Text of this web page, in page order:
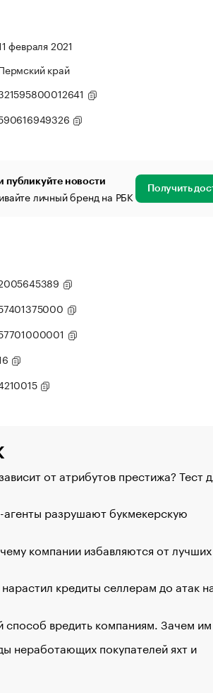
февраля 2021
край
публикуйте новости
личный бренд на РБК Получить
от атрибутов престижа? Тест
разрушают букмекерскую
компании избавляются от лучших
кредиты селлерам до атак
способ вредить компаниям. Зачем
неработающих покупателей яхт и